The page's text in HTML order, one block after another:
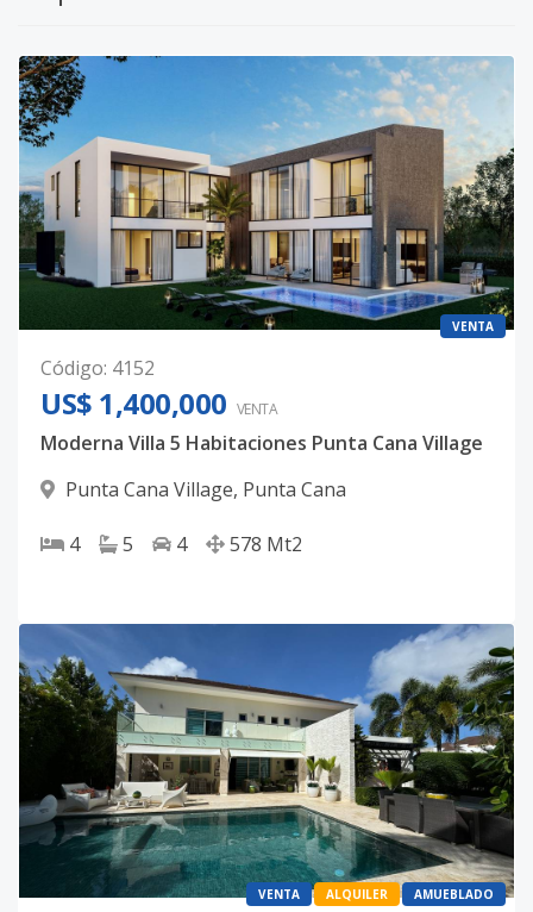
VENTA
Código: 4152
US$ 1,400,000 VENTA
Moderna Villa 5 Habitaciones Punta Cana Village
Punta Cana Village, Punta Cana
4 5 4 578 Mt2
VENTA ALQUILER AMUEBLADO